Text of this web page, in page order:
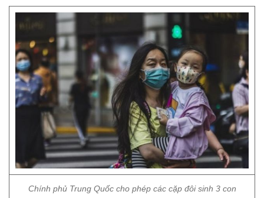
Chính phủ Trung Quốc cho phép các cặp đôi sinh 3 con